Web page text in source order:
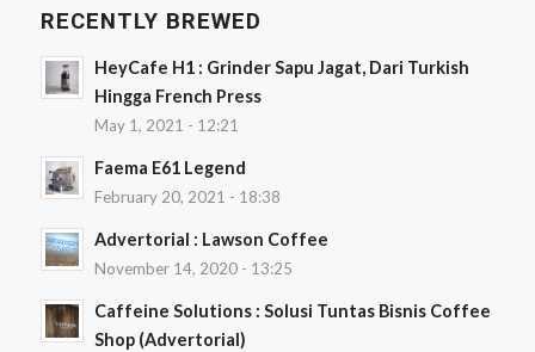
RECENTLY BREWED
HeyCafe H1 : Grinder Sapu Jagat, Dari Turkish
Hingga French Press
May 1, 2021 - 12:21
Faema E61 Legend
February 20, 2021 - 18:38
Advertorial : Lawson Coffee
November 14, 2020 - 13:25
Caffeine Solutions : Solusi Tuntas Bisnis Coffee
Shop (Advertorial)